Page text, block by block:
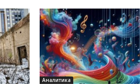
Аналитика